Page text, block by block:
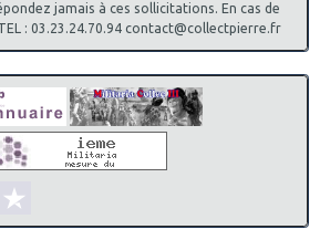
jamais à ces sollicitations. En cas de
: 03.23.24.70.94 contact@collectpierre.fr